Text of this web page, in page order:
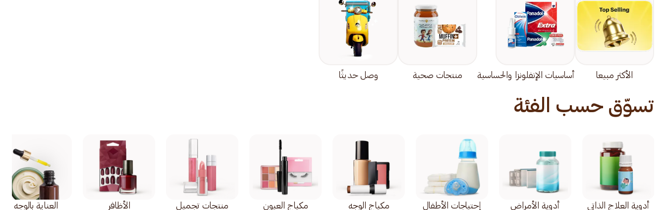
الأكثر مبيعا أساسيات الإنفلونزا والحساسية منتجات صحية وصل حديثًا
تسوّق حسب الفئة
أدوية العلاج الذاتي
أدوية الأمراض
إحتياجات الأطفال مكياج الوجه
مكياج العيون
منتجات تجميل
الأظافر العناية بالوجه